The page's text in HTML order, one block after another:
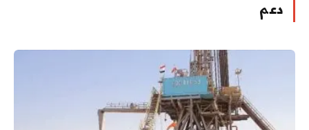
دعم